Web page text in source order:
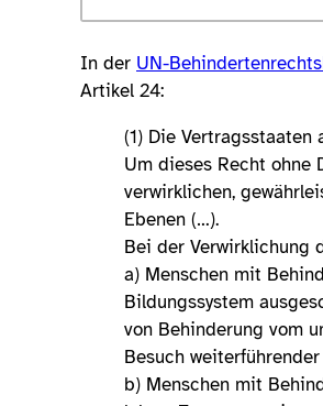
In der UN-
Artikel 24:
(1) Die Vertragsstaaten
Um dieses Recht ohne
verwirklichen,
Ebenen (…).
Bei der Verwirklichung
a) Menschen mit
Bildungssystem
von Behinderung vom
Besuch
b) Menschen mit